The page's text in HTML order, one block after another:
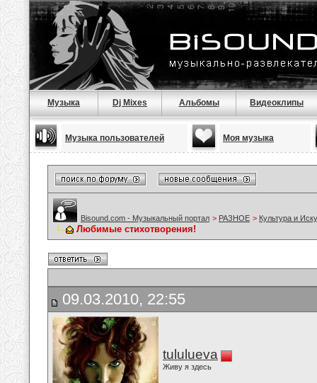
Музыка Dj Mixes Альбомы Видеоклипы
Музыка пользователей Моя музыка
Bisound.com - Музыкальный портал > РАЗНОЕ > Культура и
Любимые стихотворения!
09.03.2010, 22:55
tululueva
Живу я здесь